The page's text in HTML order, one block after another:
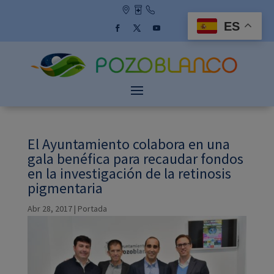
El Ayuntamiento colabora en una
gala benéfica para recaudar fondos
en la investigación de la retinosis
pigmentaria
Abr 28, 2017| Portada
ES